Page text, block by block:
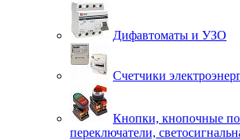
Дифавтоматы и УЗО
Счетчики
Кнопки, кнопочные
переключатели,